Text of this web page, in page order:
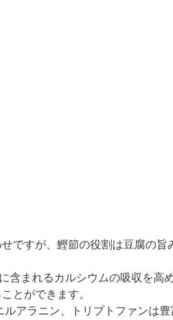
ですが、鰹節の役割は豆腐の旨
含まれるカルシウムの吸収を高
とができます。
ルアラニン、トリプトファンは